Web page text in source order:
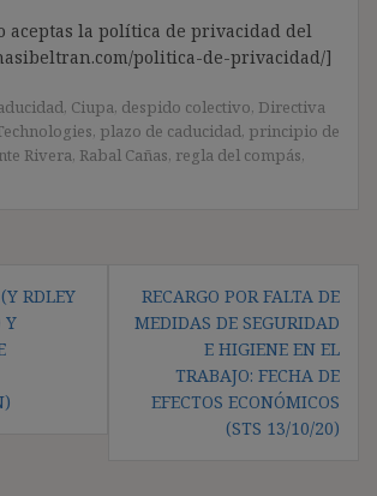
aceptas la política de privacidad del
politica-de-privacidad/]
, Ciupa, despido colectivo, Directiva
, plazo de caducidad, principio de
Rivera, Rabal Cañas, regla del compás,
RDLEY
Y
RECARGO POR FALTA DE
MEDIDAS DE SEGURIDAD
E HIGIENE EN EL
TRABAJO: FECHA DE
EFECTOS ECONÓMICOS
(STS 13/10/20)